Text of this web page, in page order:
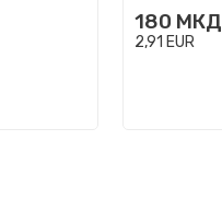
180 МКД
2,91 EUR